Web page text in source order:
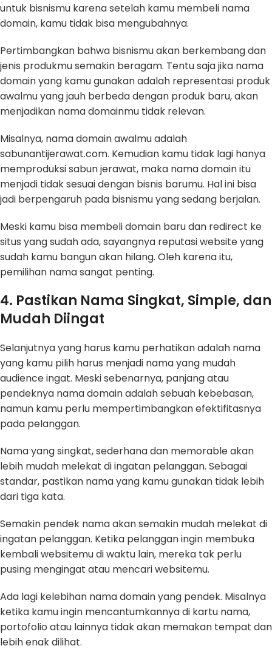
untuk bisnismu karena setelah kamu membeli nama
domain, kamu tidak bisa mengubahnya.
Pertimbangkan bahwa bisnismu akan berkembang dan
jenis produkmu semakin beragam. Tentu saja jika nama
domain yang kamu gunakan adalah representasi produk
awalmu yang jauh berbeda dengan produk baru, akan
menjadikan nama domainmu tidak relevan.
Misalnya, nama domain awalmu adalah
sabunantijerawat.com. Kemudian kamu tidak lagi hanya
memproduksi sabun jerawat, maka nama domain itu
menjadi tidak sesuai dengan bisnis barumu. Hal ini bisa
jadi berpengaruh pada bisnismu yang sedang berjalan.
Meski kamu bisa membeli domain baru dan redirect ke
situs yang sudah ada, sayangnya reputasi website yang
sudah kamu bangun akan hilang. Oleh karena itu,
pemilihan nama sangat penting.
4. Pastikan Nama Singkat, Simple, dan
Mudah Diingat
Selanjutnya yang harus kamu perhatikan adalah nama
yang kamu pilih harus menjadi nama yang mudah
audience ingat. Meski sebenarnya, panjang atau
pendeknya nama domain adalah sebuah kebebasan,
namun kamu perlu mempertimbangkan efektifitasnya
pada pelanggan.
Nama yang singkat, sederhana dan memorable akan
lebih mudah melekat di ingatan pelanggan. Sebagai
standar, pastikan nama yang kamu gunakan tidak lebih
dari tiga kata.
Semakin pendek nama akan semakin mudah melekat di
ingatan pelanggan. Ketika pelanggan ingin membuka
kembali websitemu di waktu lain, mereka tak perlu
pusing mengingat atau mencari websitemu.
Ada lagi kelebihan nama domain yang pendek. Misalnya
ketika kamu ingin mencantumkannya di kartu nama,
portofolio atau lainnya tidak akan memakan tempat dan
lebih enak dilihat.